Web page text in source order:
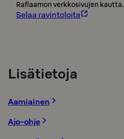
Raflaamon verkkosivujen kautta.
Selaa ravintoloita
Lisätietoja
Aamiainen
Ajo-ohje